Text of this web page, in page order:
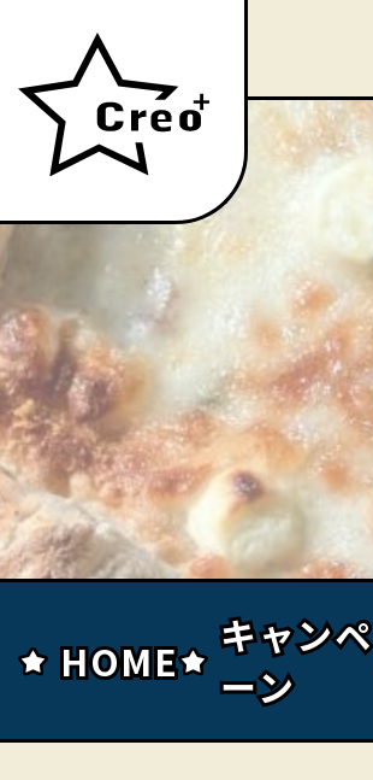
HOME
HOME
キャンペ
ーン
キャンペ
ーン